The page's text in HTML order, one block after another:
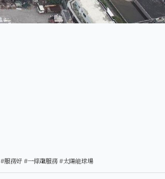
#服務好 #一條龍服務 #太陽能球場